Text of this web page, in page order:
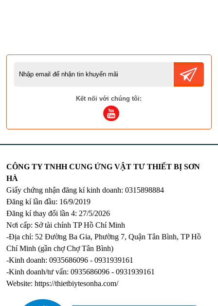
Kết nối với chúng tôi:
CÔNG TY TNHH CUNG ỨNG VẬT TƯ THIẾT BỊ SƠN
HÀ
Giấy chứng nhận đăng kí kinh doanh: 0315898884
Đăng kí lần đầu: 16/9/2019
Đăng kí thay đổi lần 4: 27/5/2026
Nơi cấp: Sở tài chính TP Hồ Chí Minh
-Địa chỉ: 52 Đường Ba Gia, Phường 7, Quận Tân Bình, TP Hồ
Chí Minh (gần chợ Chợ Tân Bình)
-Kinh doanh: 0935686096 - 0931939161
-Kinh doanh/tư vấn: 0935686096 - 0931939161
Website:https://thietbiytesonha.com/